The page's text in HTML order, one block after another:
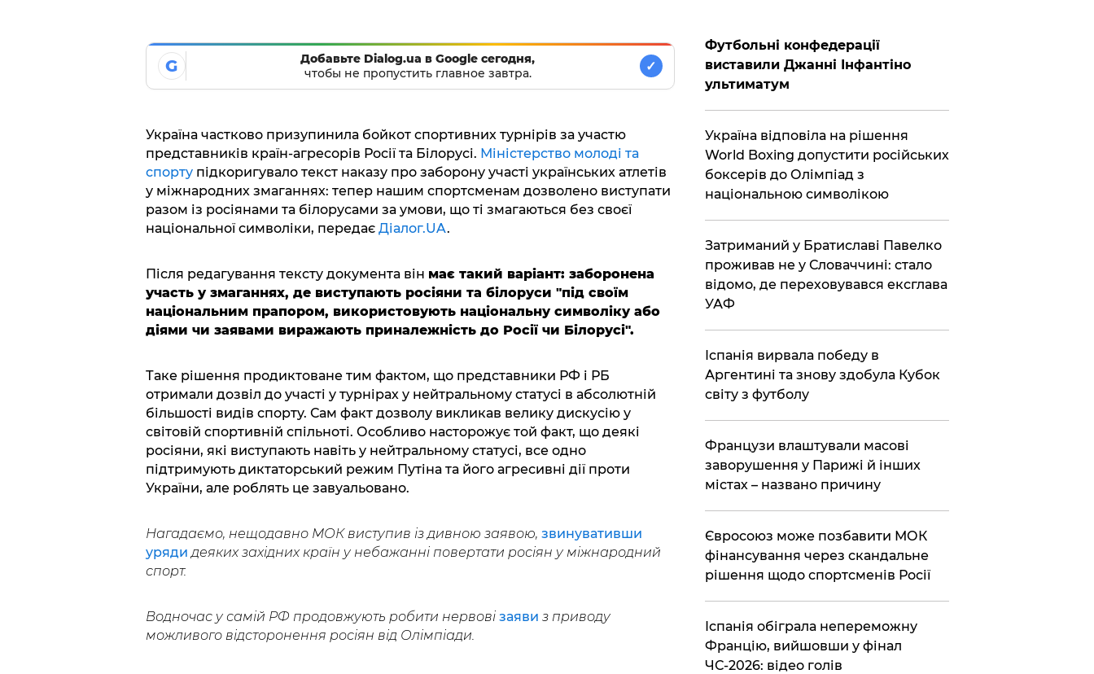
G
Добавьте Dialog.ua в Google сегодня,
чтобы не пропустить главное завтра.
✓
Україна частково призупинила бойкот спортивних турнірів за участю
представників країн-агресорів Росії та Білорусі. Міністерство молоді та
спортупідкоригувало текст наказу про заборону участі українських атлетів
у міжнародних змаганнях: тепер нашим спортсменам дозволено виступати
разом із росіянами та білорусами за умови, що ті змагаються без своєї
національної символіки, передаєДіалог.UA.
Після редагування тексту документа він має такий варіант: заборонена
участь у змаганнях, де виступають росіяни та білоруси "під своїм
національним прапором, використовують національну символіку або
діями чи заявами виражають приналежність до Росії чи Білорусі".
Таке рішення продиктоване тим фактом, що представники РФ і РБ
отримали дозвіл до участі у турнірах у нейтральному статусі в абсолютній
більшості видів спорту. Сам факт дозволу викликав велику дискусію у
світовій спортивній спільноті. Особливо насторожує той факт, що деякі
росіяни, які виступають навіть у нейтральному статусі, все одно
підтримують диктаторський режим Путіна та його агресивні дії проти
України, але роблять це завуальовано.
Нагадаємо, нещодавно МОК виступив із дивною заявою, звинувативши
урядидеяких західних країн у небажанні повертати росіян у міжнародний
спорт.
Водночас у самій РФ продовжують робити нервові заяви з приводу
можливого відсторонення росіян від Олімпіади.
Футбольні конфедерації
виставили Джанні Інфантіно
ультиматум
Україна відповіла на рішення
World Boxing допустити російських
боксерів до Олімпіад з
національною символікою
Затриманий у Братиславі Павелко
проживав не у Словаччині: стало
відомо, де переховувався ексглава
УАФ
Іспанія вирвала победу в
Аргентині та знову здобула Кубок
світу з футболу
Французи влаштували масові
заворушення у Парижі й інших
містах – названо причину
Євросоюз може позбавити МОК
фінансування через скандальне
рішення щодо спортсменів Росії
Іспанія обіграла непереможну
Францію, вийшовши у фінал
ЧС-2026: відео голів